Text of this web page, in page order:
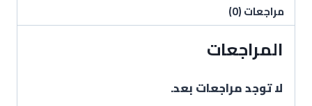
مراجعات (0)
المراجعات
لا توجد مراجعات بعد.